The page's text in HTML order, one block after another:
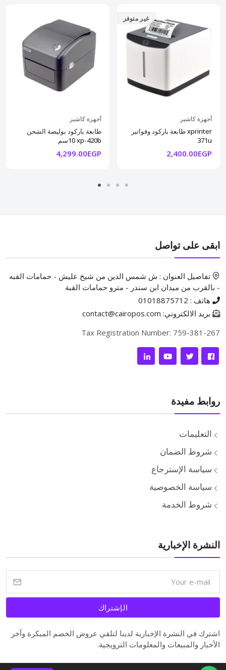
أجهزة كاشير
طابعة باركود بوليصة الشحن
10سم xp-420b
4,299.00EGP
غير متوفر
أجهزة كاشير
طابعة باركود وفواتير xprinter
371u
2,400.00EGP
ابقى على تواصل
تفاصيل العنوان : ش شمس الدين من شيخ عليش - حمامات القبه
- بالقرب من ميدان ابن سندر - مترو حمامات القبة
هاتف : 01018875712
بريد الالكتروني: contact@cairopos.com
Tax Registration Number: 759-381-267
روابط مفيدة
التعليمات
شروط الضمان
سياسة الإسترجاع
سياسة الخصوصية
شروط الخدمة
النشرة الإخبارية
الإشتراك
اشترك في النشرة الإخبارية لدينا لتلقي عروض الخصم المبكرة وآخر
الأخبار والمبيعات والمعلومات الترويجية.